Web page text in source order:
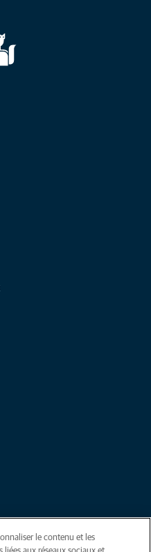
le contenu et les